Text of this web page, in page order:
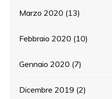
Marzo 2020 (13)
Febbraio 2020 (10)
Gennaio 2020 (7)
Dicembre 2019 (2)